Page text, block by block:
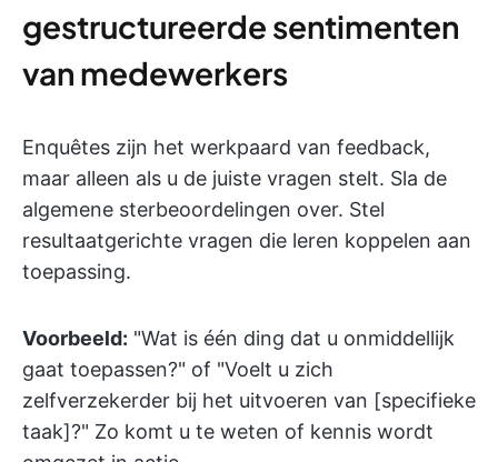
gestructureerde sentimenten
van medewerkers
Enquêtes zijn het werkpaard van feedback,
maar alleen als u de juiste vragen stelt. Sla de
algemene sterbeoordelingen over. Stel
resultaatgerichte vragen die leren koppelen aan
toepassing.
Voorbeeld: "Wat is één ding dat u onmiddellijk
gaat toepassen?" of "Voelt u zich
zelfverzekerder bij het uitvoeren van [specifieke
taak]?" Zo komt u te weten of kennis wordt